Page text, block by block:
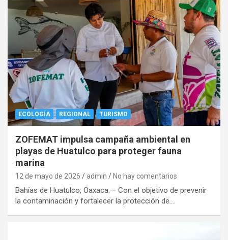
ECOLOGÍA REGIONAL TURISMO
ZOFEMAT impulsa campaña ambiental en
playas de Huatulco para proteger fauna
marina
12 de mayo de 2026 admin No hay comentarios
Bahías de Huatulco, Oaxaca.— Con el objetivo de prevenir
la contaminación y fortalecer la protección de…